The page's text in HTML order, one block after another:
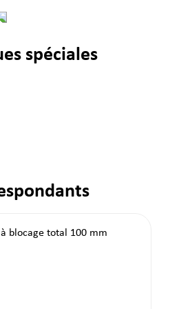
spéciales